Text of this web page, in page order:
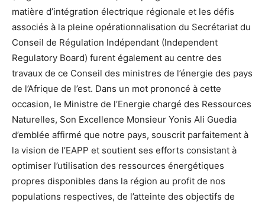
matière d’intégration électrique régionale et les défis
associés à la pleine opérationnalisation du Secrétariat du
Conseil de Régulation Indépendant (Independent
Regulatory Board) furent également au centre des
travaux de ce Conseil des ministres de l’énergie des pays
de l’Afrique de l’est. Dans un mot prononcé à cette
occasion, le Ministre de l’Energie chargé des Ressources
Naturelles, Son Excellence Monsieur Yonis Ali Guedia
d’emblée affirmé que notre pays, souscrit parfaitement à
la vision de l’EAPP et soutient ses efforts consistant à
optimiser l’utilisation des ressources énergétiques
propres disponibles dans la région au profit de nos
populations respectives, de l’atteinte des objectifs de